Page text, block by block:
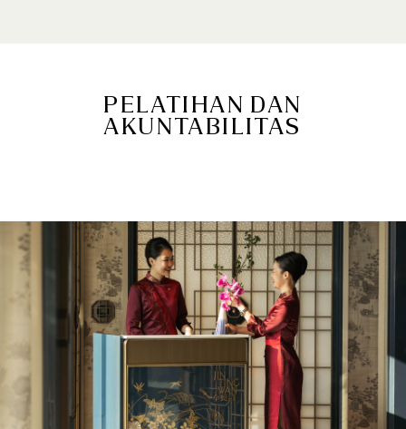
PELATIHAN DAN
AKUNTABILITAS